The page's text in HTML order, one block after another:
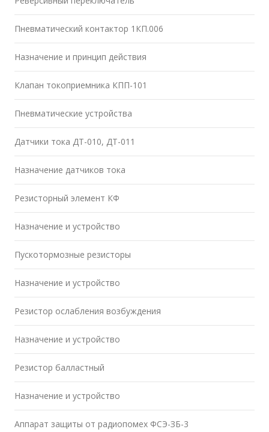
Пневматический контактор 1КП.006
Назначение и принцип действия
Клапан токоприемника КПП-101
Пневматические устройства
Датчики тока ДТ-010, ДТ-011
Назначение датчиков тока
Резисторный элемент КФ
Назначение и устройство
Пускотормозные резисторы
Назначение и устройство
Резистор ослабления возбуждения
Назначение и устройство
Резистор балластный
Назначение и устройство
Аппарат защиты от радиопомех ФСЭ-ЗБ-3